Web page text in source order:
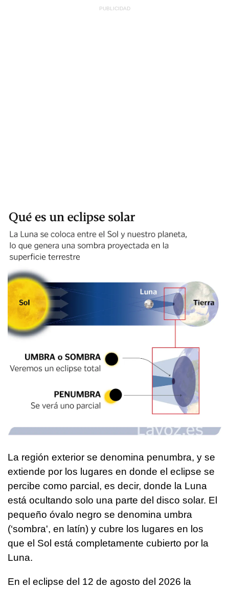
La región exterior se denomina penumbra, y se
extiende por los lugares en donde el eclipse se
percibe como parcial, es decir, donde la Luna
está ocultando solo una parte del disco solar. El
pequeño óvalo negro se denomina umbra
(‘sombra', en latín) y cubre los lugares en los
que el Sol está completamente cubierto por la
Luna.
En el eclipse del 12 de agosto del 2026 la